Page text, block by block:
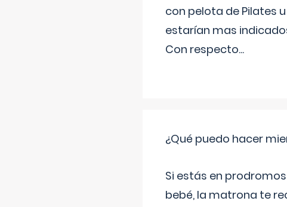
con pelota de Pilates
estarían mas
Con respecto...
¿Qué puedo hacer
Si estás en
bebé, la matrona te